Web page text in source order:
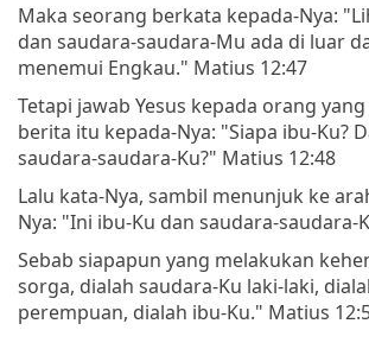
Maka seorang berkata kepada-Nya:
dan saudara-saudara-Mu ada di luar
menemui Engkau." Matius 12:47
Tetapi jawab Yesus kepada orang
berita itu kepada-Nya: "Siapa ibu-Ku?
saudara-saudara-Ku?" Matius 12:48
Lalu kata-Nya, sambil menunjuk ke
Nya: "Ini ibu-Ku dan saudara-saudara-
Sebab siapapun yang melakukan
sorga, dialah saudara-Ku laki-laki,
perempuan, dialah ibu-Ku." Matius